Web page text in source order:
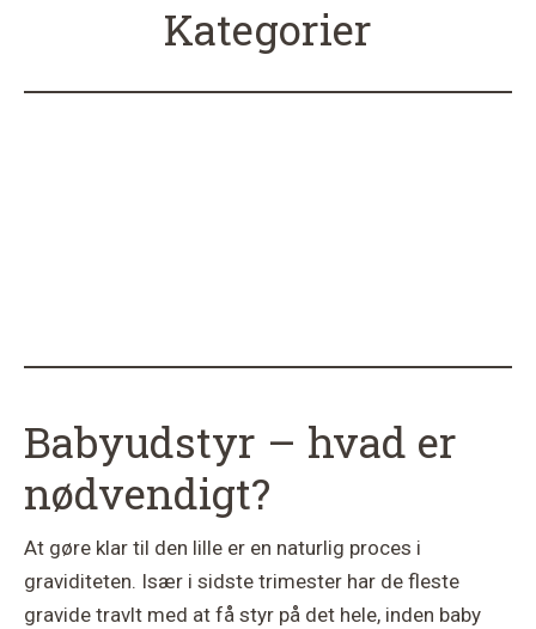
Kategorier
Babyudstyr – hvad er
nødvendigt?
At gøre klar til den lille er en naturlig proces i
graviditeten. Især i sidste trimester har de fleste
gravide travlt med at få styr på det hele, inden baby